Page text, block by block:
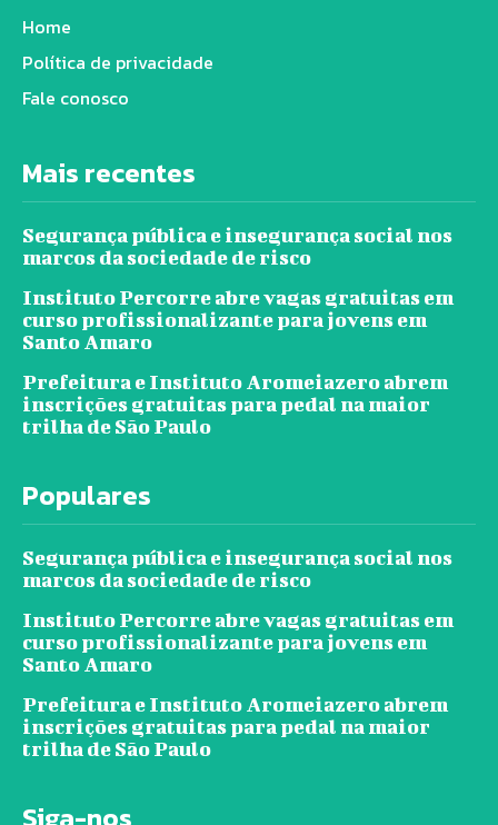
Home
Política de privacidade
Fale conosco
Mais recentes
Segurança pública e insegurança social nos
marcos da sociedade de risco
Instituto Percorre abre vagas gratuitas em
curso profissionalizante para jovens em
Santo Amaro
Prefeitura e Instituto Aromeiazero abrem
inscrições gratuitas para pedal na maior
trilha de São Paulo
Populares
Segurança pública e insegurança social nos
marcos da sociedade de risco
Instituto Percorre abre vagas gratuitas em
curso profissionalizante para jovens em
Santo Amaro
Prefeitura e Instituto Aromeiazero abrem
inscrições gratuitas para pedal na maior
trilha de São Paulo